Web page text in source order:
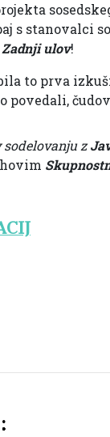
s stanovalci
Zadnji ulov!
to prva
povedali,
sodelovanju z